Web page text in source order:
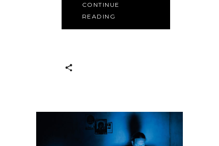
CONTINUE
READING